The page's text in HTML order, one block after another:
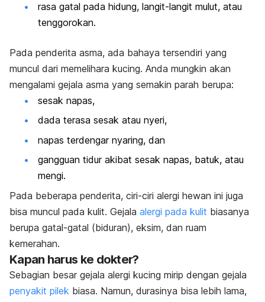
rasa gatal pada hidung, langit-langit mulut, atau
tenggorokan.
Pada penderita asma, ada bahaya tersendiri yang
muncul dari memelihara kucing. Anda mungkin akan
mengalami gejala asma yang semakin parah berupa:
sesak napas,
dada terasa sesak atau nyeri,
napas terdengar nyaring, dan
gangguan tidur akibat sesak napas, batuk, atau
mengi.
Pada beberapa penderita, ciri-ciri alergi hewan ini juga
bisa muncul pada kulit. Gejala alergi pada kulit biasanya
berupa gatal-gatal (biduran), eksim, dan ruam
kemerahan.
Kapan harus ke dokter?
Sebagian besar gejala alergi kucing mirip dengan gejala
penyakit pilek biasa. Namun, durasinya bisa lebih lama,